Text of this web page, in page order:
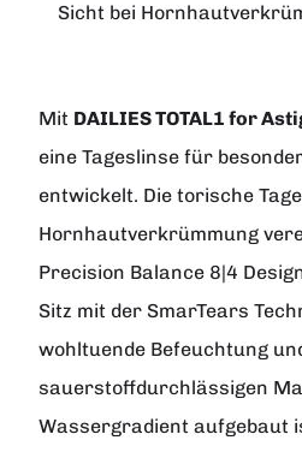
Sicht bei
Mit DAILIESTOTAL1 for
eine Tageslinse für
entwickelt. Die torische
Hornhautverkrümmung
Precision Balance 8|4
Sitz mit der SmarTears
wohltuende Befeuchtung
sauerstoffdurchlässigen
Wassergradient aufgebaut